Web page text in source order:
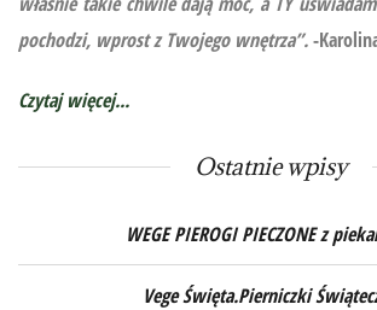
pochodzi, wprost z Twojego wnętrza”.-
Czytaj więcej...
Ostatnie wpisy
WEGE PIEROGI PIECZONE z
Vege Święta.Pierniczki